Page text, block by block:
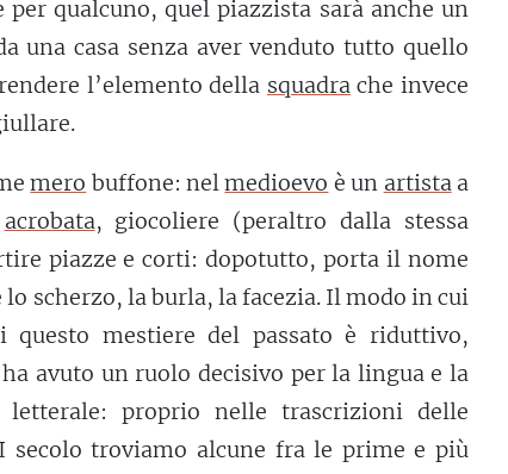
qualcuno, quel piazzista sarà anche un
una casa senza aver venduto tutto quello
l’elemento della squadrache invece
mero buffone: nelmedioevo è un artistaa
acrobata, giocoliere (peraltro dalla stessa
piazze e corti: dopotutto, porta il nome
scherzo, la burla, la facezia. Il modo in cui
questo mestiere del passato è riduttivo,
avuto un ruolo decisivo per la lingua e la
proprio nelle trascrizioni delle
secolo troviamo alcune fra le prime e più